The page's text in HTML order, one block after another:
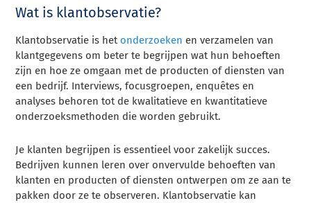
Wat is klantobservatie?
Klantobservatie is het onderzoeken en verzamelen van
klantgegevens om beter te begrijpen wat hun behoeften
zijn en hoe ze omgaan met de producten of diensten van
een bedrijf. Interviews, focusgroepen, enquêtes en
analyses behoren tot de kwalitatieve en kwantitatieve
onderzoeksmethoden die worden gebruikt.
Je klanten begrijpen is essentieel voor zakelijk succes.
Bedrijven kunnen leren over onvervulde behoeften van
klanten en producten of diensten ontwerpen om ze aan te
pakken door ze te observeren. Klantobservatie kan